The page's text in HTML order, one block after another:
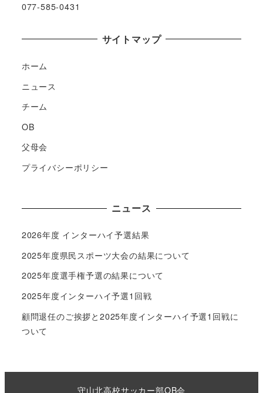
077-585-0431
サイトマップ
ホーム
ニュース
チーム
OB
父母会
プライバシーポリシー
ニュース
2026年度 インターハイ予選結果
2025年度県民スポーツ大会の結果について
2025年度選手権予選の結果について
2025年度インターハイ予選1回戦
顧問退任のご挨拶と2025年度インターハイ予選1回戦に
ついて
守山北高校サッカー部OB会